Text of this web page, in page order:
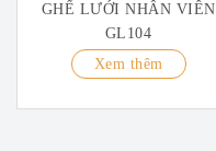
GHẾ LƯỚI NHÂN VIÊN
GL104
Xem thêm